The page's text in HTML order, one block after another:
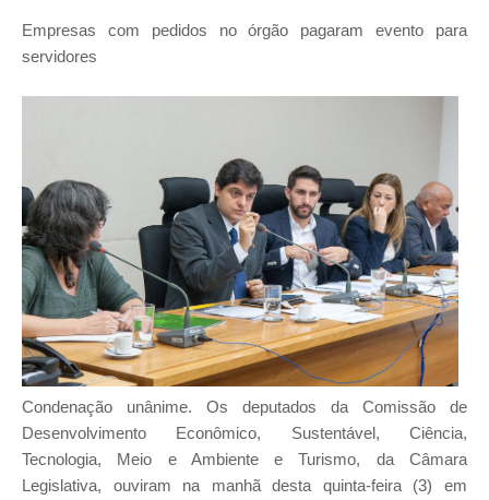
Empresas com pedidos no órgão pagaram evento para
servidores
Condenação unânime. Os deputados da Comissão de
Desenvolvimento Econômico, Sustentável, Ciência,
Tecnologia, Meio e Ambiente e Turismo, da Câmara
Legislativa, ouviram na manhã desta quinta-feira (3) em